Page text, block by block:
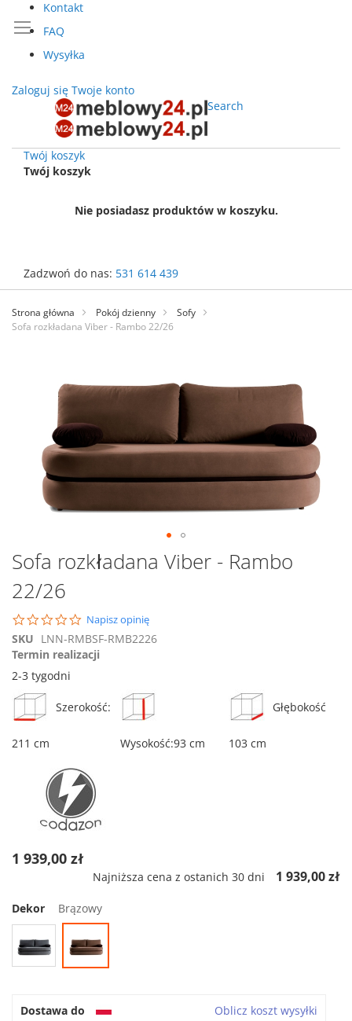
Kontakt
FAQ
Wysyłka
Zaloguj się Twoje konto
Search
Twój koszyk
Twój koszyk
Nie posiadasz produktów w koszyku.
Zadzwoń do nas: 531 614 439
Przejdź
treści
Strona główna Pokój dzienny
Sofy
Sofa rozkładana Viber - Rambo 22/26
Przejdź
na
początek
galerii
Sofa rozkładana Viber - Rambo
22/26
0.0
star
rating
Napisz opinię
SKU LNN-RMBSF-RMB2226
Termin realizacji
2-3 tygodni
Szerokość:
211 cm Wysokość:93 cm
Głębokość
103 cm
1 939,00 zł
Najniższa cena z ostanich 30 dni 1 939,00 zł
Dekor Brązowy
Dostawa do Oblicz koszt wysyłki